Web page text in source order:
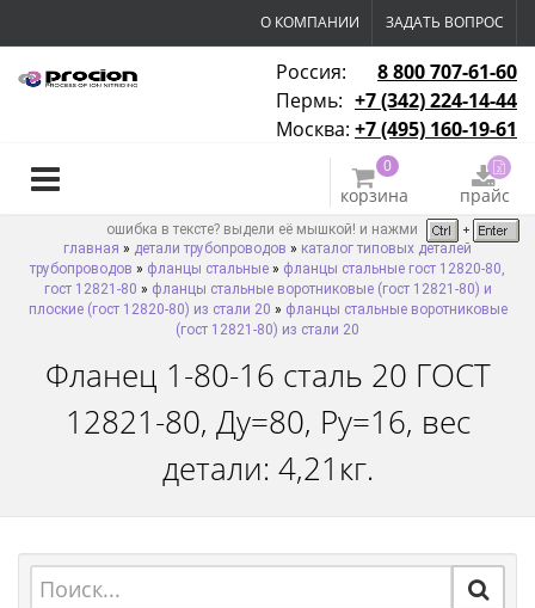
О КОМПАНИИ ЗАДАТЬ ВОПРОС
Россия:
8 800 707-61-60
Пермь: +7 (342) 224-14-44
Москва: +7 (495) 160-19-61
0
корзина прайс
ошибка в тексте? выдели её мышкой! и нажми
главная » детали трубопроводов » каталог типовых деталей
трубопроводов » фланцы стальные » фланцы стальные гост 12820-80,
гост 12821-80 » фланцы стальные воротниковые (гост 12821-80) и
плоские (гост 12820-80) из стали 20 » фланцы стальные воротниковые
(гост 12821-80) из стали 20
Фланец 1-80-16 сталь 20 ГОСТ
12821-80, Ду=80, Ру=16, вес
детали: 4,21кг.